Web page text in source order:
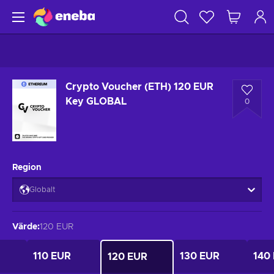
Crypto Voucher (ETH) 120 EUR
Key GLOBAL
0
Region
Globalt
Värde:120 EUR
110 EUR 120 EUR 130 EUR 140